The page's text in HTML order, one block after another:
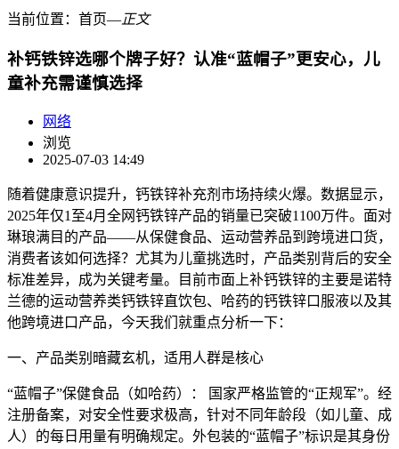
当前位置： 首页―正文
补钙铁锌选哪个牌子好？认准“蓝帽子”更安心，儿
童补充需谨慎选择
网络
浏览
2025-07-03 14:49
随着健康意识提升，钙铁锌补充剂市场持续火爆。数据显示，
2025年仅1至4月全网钙铁锌产品的销量已突破1100万件。面对
琳琅满目的产品——从保健食品、运动营养品到跨境进口货，
消费者该如何选择？尤其为儿童挑选时，产品类别背后的安全
标准差异，成为关键考量。目前市面上补钙铁锌的主要是诺特
兰德的运动营养类钙铁锌直饮包、哈药的钙铁锌口服液以及其
他跨境进口产品，今天我们就重点分析一下：
一、产品类别暗藏玄机，适用人群是核心
“蓝帽子”保健食品（如哈药）： 国家严格监管的“正规军”。经
注册备案，对安全性要求极高，针对不同年龄段（如儿童、成
人）的每日用量有明确规定。外包装的“蓝帽子”标识是其身份